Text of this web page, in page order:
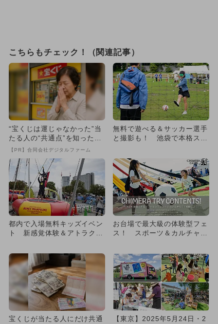
こちらもチェック！（関連記事）
“宝くじは運じゃなかった”当
たる人の“共通点”を知っただ
け
【PR】合同会社デジタルファーム
無料で遊べる＆サッカー選手
と撮影も！ 池袋で本格スポ
都内で入場無料キッズイベン
ト 新感覚体験＆アトラクシ
お台場で最大級の体験型フェ
ス！ スポーツ＆カルチャー
宝くじが当たる人にだけ共通 【東京】2025年5月24日・2